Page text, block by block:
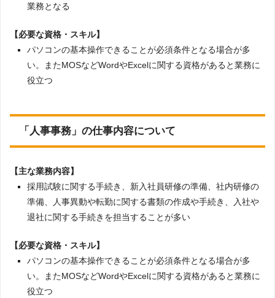
業務となる
【必要な資格・スキル】
パソコンの基本操作できることが必須条件となる場合が多
い。またMOSなどWordやExcelに関する資格があると業務に
役立つ
「人事事務」の仕事内容について
【主な業務内容】
採用試験に関する手続き、新入社員研修の準備、社内研修の
準備、人事異動や転勤に関する書類の作成や手続き、入社や
退社に関する手続きを担当することが多い
【必要な資格・スキル】
パソコンの基本操作できることが必須条件となる場合が多
い。またMOSなどWordやExcelに関する資格があると業務に
役立つ